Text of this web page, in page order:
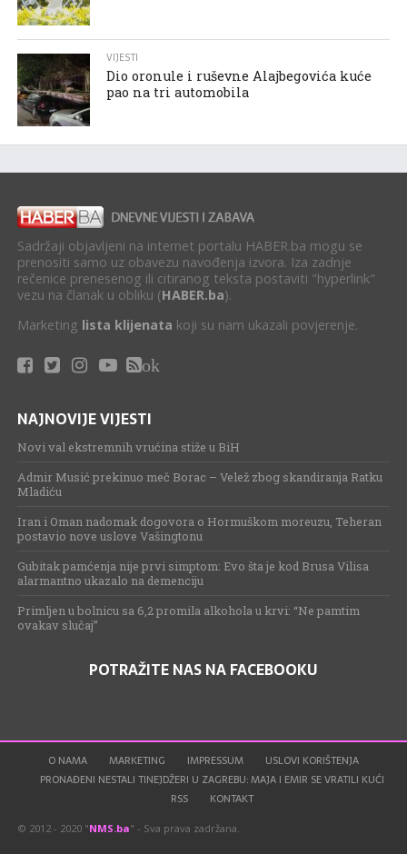
VIJESTI
Dio oronule i ruševne Alajbegovića kuće
pao na tri automobila
Sadržaji objavljeni na internet portalu HABER.ba mogu se
prenositi samo uz obavezu navođenja izvora. Iza zadnje
rečenice prenesenog ili citiranog teksta postaviti "hyperlink"
vezu na članak u obliku (HABER.ba).
Marketing lista klijenata koji su nam ukazali povjerenje.
ok
NAJNOVIJE VIJESTI
Novi val ekstremnih vrućina stiže u BiH
Admir Musić prekinuo meč Borac – Velež zbog skandiranja Ratku
Mladiću
Iran i Oman nadomak dogovora o Hormuškom moreuzu, Teheran
postavio nove uslove Vašingtonu
Gubitak pamćenja nije prvi simptom: Evo šta je kod Brusa Vilisa
alarmantno ukazalo na demenciju
Primljen u bolnicu sa 6,2 promila alkohola u krvi: “Ne pamtim
ovakav slučaj”
POTRAŽITE NAS NA FACEBOOKU
O NAMA MARKETING IMPRESSUM
USLOVI KORIŠTENJA
PRONAĐENI NESTALI TINEJDŽERI U ZAGREBU: MAJA I EMIR SE VRATILI KUĆI
RSS
KONTAKT
© 2012 - 2020 "NMS.ba" - Sva prava zadržana.